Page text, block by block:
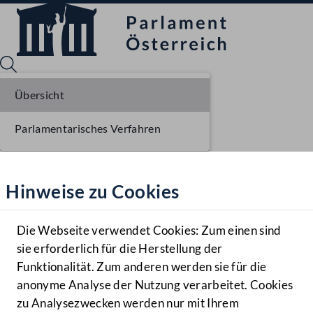
Hilfe
Benutzer
Navigationsmenü öffnen
MENÜ
Hinweise zu Cookies
Die Webseite verwendet Cookies: Zum einen sind
sie erforderlich für die Herstellung der
Funktionalität. Zum anderen werden sie für die
anonyme Analyse der Nutzung verarbeitet. Cookies
zu Analysezwecken werden nur mit Ihrem
Übersicht
Parlamentarisches Verfahren